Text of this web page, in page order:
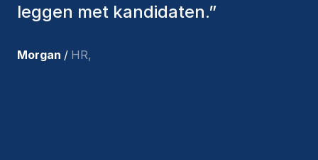
aangenomen, zijn nog steeds bij
tevreden met de recente